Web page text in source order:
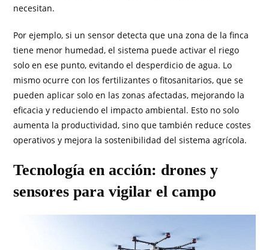
necesitan.
Por ejemplo, si un sensor detecta que una zona de la finca
tiene menor humedad, el sistema puede activar el riego
solo en ese punto, evitando el desperdicio de agua. Lo
mismo ocurre con los fertilizantes o fitosanitarios, que se
pueden aplicar solo en las zonas afectadas, mejorando la
eficacia y reduciendo el impacto ambiental. Esto no solo
aumenta la productividad, sino que también reduce costes
operativos y mejora la sostenibilidad del sistema agrícola.
Tecnología en acción: drones y
sensores para vigilar el campo